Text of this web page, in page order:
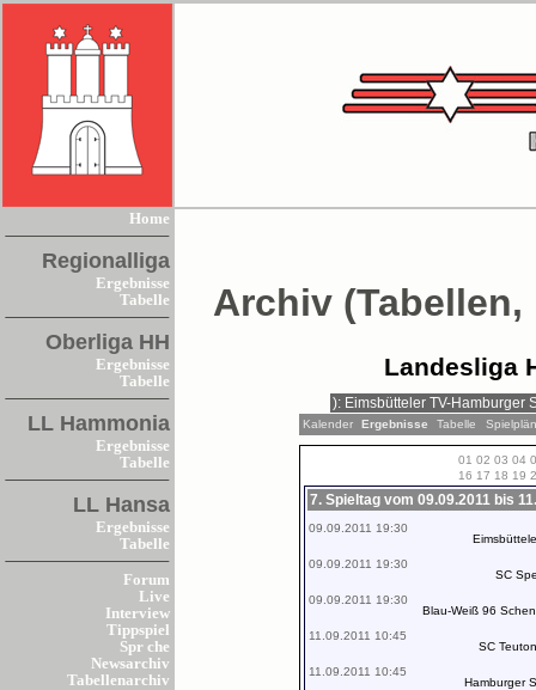
Home
Regionalliga
Ergebnisse
Tabelle
Oberliga HH
Ergebnisse
Tabelle
LL Hammonia
Ergebnisse
Tabelle
LL Hansa
Ergebnisse
Tabelle
Forum
Live
Interview
Tippspiel
Spr che
Newsarchiv
Tabellenarchiv
Archiv
Landesliga
Kalender Ergebnisse Tabelle
01 02 03 04
16 17 18 19
7. Spieltag vom 09.09.2011 bis
09.09.2011 19:30
09.09.2011 19:30
SC
09.09.2011 19:30
Blau-Weiß 96
11.09.2011 10:45
SC
11.09.2011 10:45
Hamburger